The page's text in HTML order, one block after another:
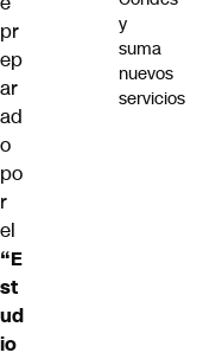
pr
ep
ar
ad
o
po
r
el
“E
st
ud
io
y
suma
nuevos
servicios